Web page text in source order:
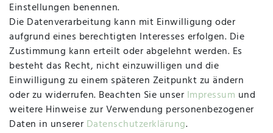
Herzogstraße 10
47533 Kleve
Montag, Dienstag, Donnerstag, Freitag
09:00 Uhr bis 13:00 Uhr
Mittwoch
09:00 Uhr bis 12:00 Uhr
Einstellungen benennen.
Die Datenverarbeitung kann mit Einwilligung oder
aufgrund eines berechtigten Interesses erfolgen. Die
Zustimmung kann erteilt oder abgelehnt werden. Es
besteht das Recht, nicht einzuwilligen und die
Einwilligung zu einem späteren Zeitpunkt zu ändern
oder zu widerrufen. Beachten Sie unser Impressum und
weitere Hinweise zur Verwendung personenbezogener
Daten in unserer Daten­schutz­erklärung.